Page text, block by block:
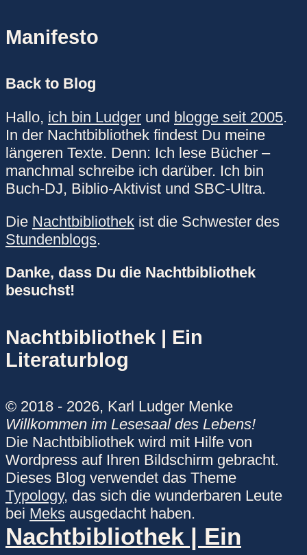
Manifesto
Back to Blog
Hallo, ich bin Ludger und blogge seit 2005.
In der Nachtbibliothek findest Du meine
längeren Texte. Denn: Ich lese Bücher –
manchmal schreibe ich darüber. Ich bin
Buch-DJ, Biblio-Aktivist und SBC-Ultra.
Die Nachtbibliothek ist die Schwester des
Stundenblogs.
Danke, dass Du die Nachtbibliothek
besuchst!
Nachtbibliothek | Ein
Literaturblog
© 2018 - 2026, Karl Ludger Menke
Willkommen im Lesesaal des Lebens!
Die Nachtbibliothek wird mit Hilfe von
Wordpress auf Ihren Bildschirm gebracht.
Dieses Blog verwendet das Theme
Typology, das sich die wunderbaren Leute
bei Meks ausgedacht haben.
Nachtbibliothek | Ein